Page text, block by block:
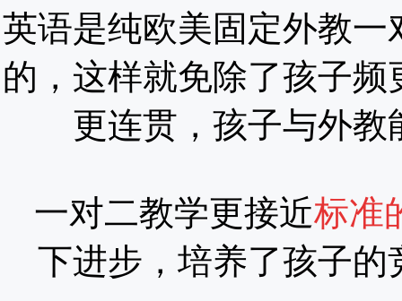
英语是纯欧美固定外教
的，这样就免除了孩子
更连贯，孩子与外
一对二教学更接近标准
下进步，培养了孩子